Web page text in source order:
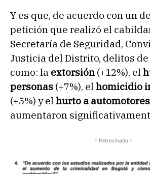
Y es que, de acuerdo con un
petición que realizó el
Secretaría de Seguridad,
Justicia del Distrito, delitos
como: la extorsión (+12%), el
personas (+7%), elhomicidio
(+5%) y elhurto a automotores
aumentaron
- Patrocinado -